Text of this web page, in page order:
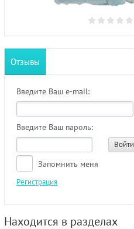
Отзывы
Введите Ваш e-mail:
Введите Ваш пароль:
Войти
Запомнить меня
Регистрация
Находится в разделах